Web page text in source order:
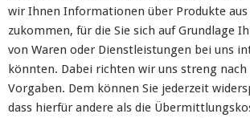
wir Ihnen Informationen über Produkte
zukommen, für die Sie sich auf Grundlage
von Waren oder Dienstleistungen bei uns
könnten. Dabei richten wir uns streng nach
Vorgaben. Dem können Sie jederzeit
dass hierfür andere als die